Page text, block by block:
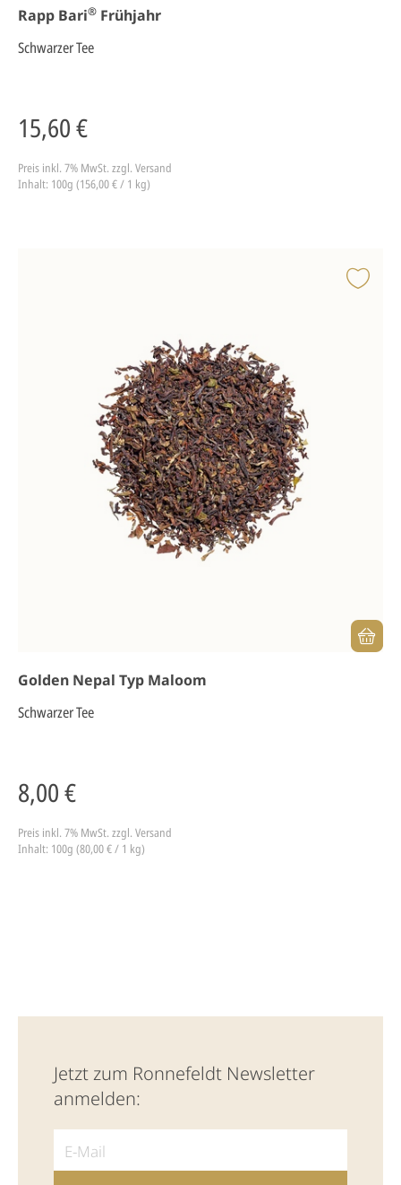
Rapp Bari® Frühjahr
Schwarzer Tee
15,60 €
Preis inkl. 7% MwSt. zzgl. Versand
Inhalt: 100g (156,00 € / 1 kg)
Golden Nepal Typ Maloom
Schwarzer Tee
8,00 €
Preis inkl. 7% MwSt. zzgl. Versand
Inhalt: 100g (80,00 € / 1 kg)
Jetzt zum Ronnefeldt Newsletter
anmelden: